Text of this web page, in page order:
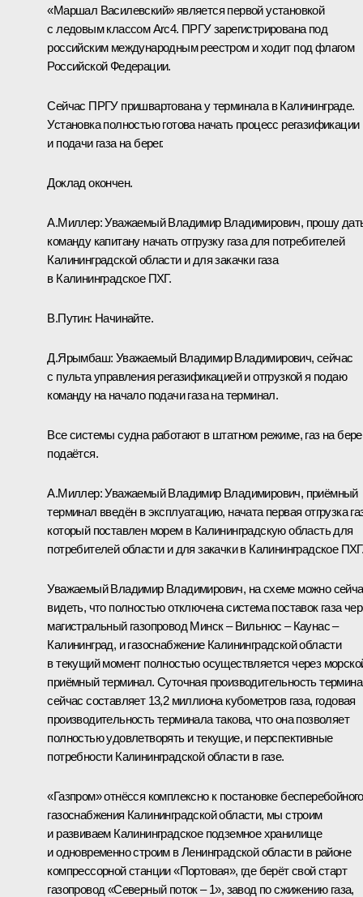
«Маршал Василевский» является первой установкой
с ледовым классом Arc4. ПРГУ зарегистрирована под
российским международным реестром и ходит под флагом
Российской Федерации.
Сейчас ПРГУ пришвартована у терминала в Калининграде.
Установка полностью готова начать процесс регазификации
и подачи газа на берег.
Доклад окончен.
А.Миллер:Уважаемый Владимир Владимирович, прошу
команду капитану начать отгрузку газа для потребителей
Калининградской области и для закачки газа
в Калининградское ПХГ.
В.Путин: Начинайте.
Д.Ярымбаш: Уважаемый Владимир Владимирович, сейчас
с пульта управления регазификацией и отгрузкой я подаю
команду на начало подачи газа на терминал.
Все системы судна работают в штатном режиме, газ на
подаётся.
А.Миллер:Уважаемый Владимир Владимирович, приёмный
терминал введён в эксплуатацию, начата первая отгрузка
который поставлен морем в Калининградскую область для
потребителей области и для закачки в Калининградское
Уважаемый Владимир Владимирович, на схеме можно
видеть, что полностью отключена система поставок газа
магистральный газопровод Минск – Вильнюс – Каунас –
Калининград, и газоснабжение Калининградской области
в текущий момент полностью осуществляется через
приёмный терминал. Суточная производительность
сейчас составляет 13,2 миллиона кубометров газа, годовая
производительность терминала такова, что она позволяет
полностью удовлетворять и текущие, и перспективные
потребности Калининградской области в газе.
«Газпром» отнёсся комплексно к постановке бесперебойного
газоснабжения Калининградской области, мы строим
и развиваем Калининградское подземное хранилище
и одновременно строим в Ленинградской области в районе
компрессорной станции «Портовая», где берёт свой старт
газопровод «Северный поток – 1», завод по сжижению газа,